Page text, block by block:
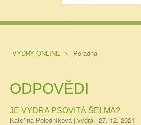
VYDRY ONLINE > Poradna
ODPOVĚDI
JE VYDRA PSOVITÁ ŠELMA?
Kateřina Poledníková | vydra | 27. 12. 2021